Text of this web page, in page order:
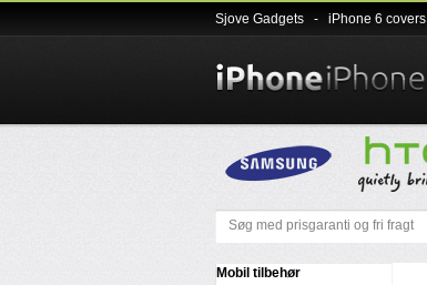
Sjove Gadgets- iPhone 6 covers
Mobil tilbehør